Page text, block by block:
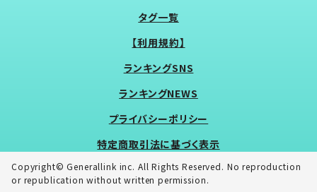
タグ一覧
【利用規約】
ランキングSNS
ランキングNEWS
プライバシーポリシー
特定商取引法に基づく表示
Copyright© Generallink inc. All Rights Reserved. No reproduction
or republication without written permission.